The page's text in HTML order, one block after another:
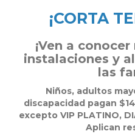
¡CORTA
¡Ven a
instalaciones y
las
Niños, adultos
discapacidad pagan
excepto VIP PLATINO,
Aplican